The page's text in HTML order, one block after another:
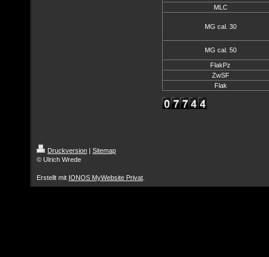
MLC
MG cal. 30
MG cal. 50
FlakPz
ZwSF
Flak
Druckversion | Sitemap
© Ulrich Wrede
Erstellt mit IONOS MyWebsite Privat